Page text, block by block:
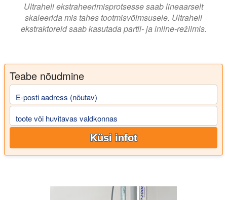
Ultraheli ekstraheerimisprotsesse saab lineaarselt
skaleerida mis tahes tootmisvõimsusele. Ultraheli
ekstraktoreid saab kasutada partii- ja inline-režiimis.
Teabe nõudmine
E-posti aadress (nõutav)
toote või huvitavas valdkonnas
Küsi infot